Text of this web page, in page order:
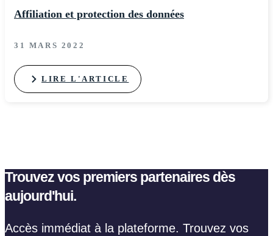
Affiliation et protection des données
31 MARS 2022
LIRE L'ARTICLE
Trouvez vos premiers partenaires dès
aujourd'hui.
Accès immédiat à la plateforme. Trouvez vos